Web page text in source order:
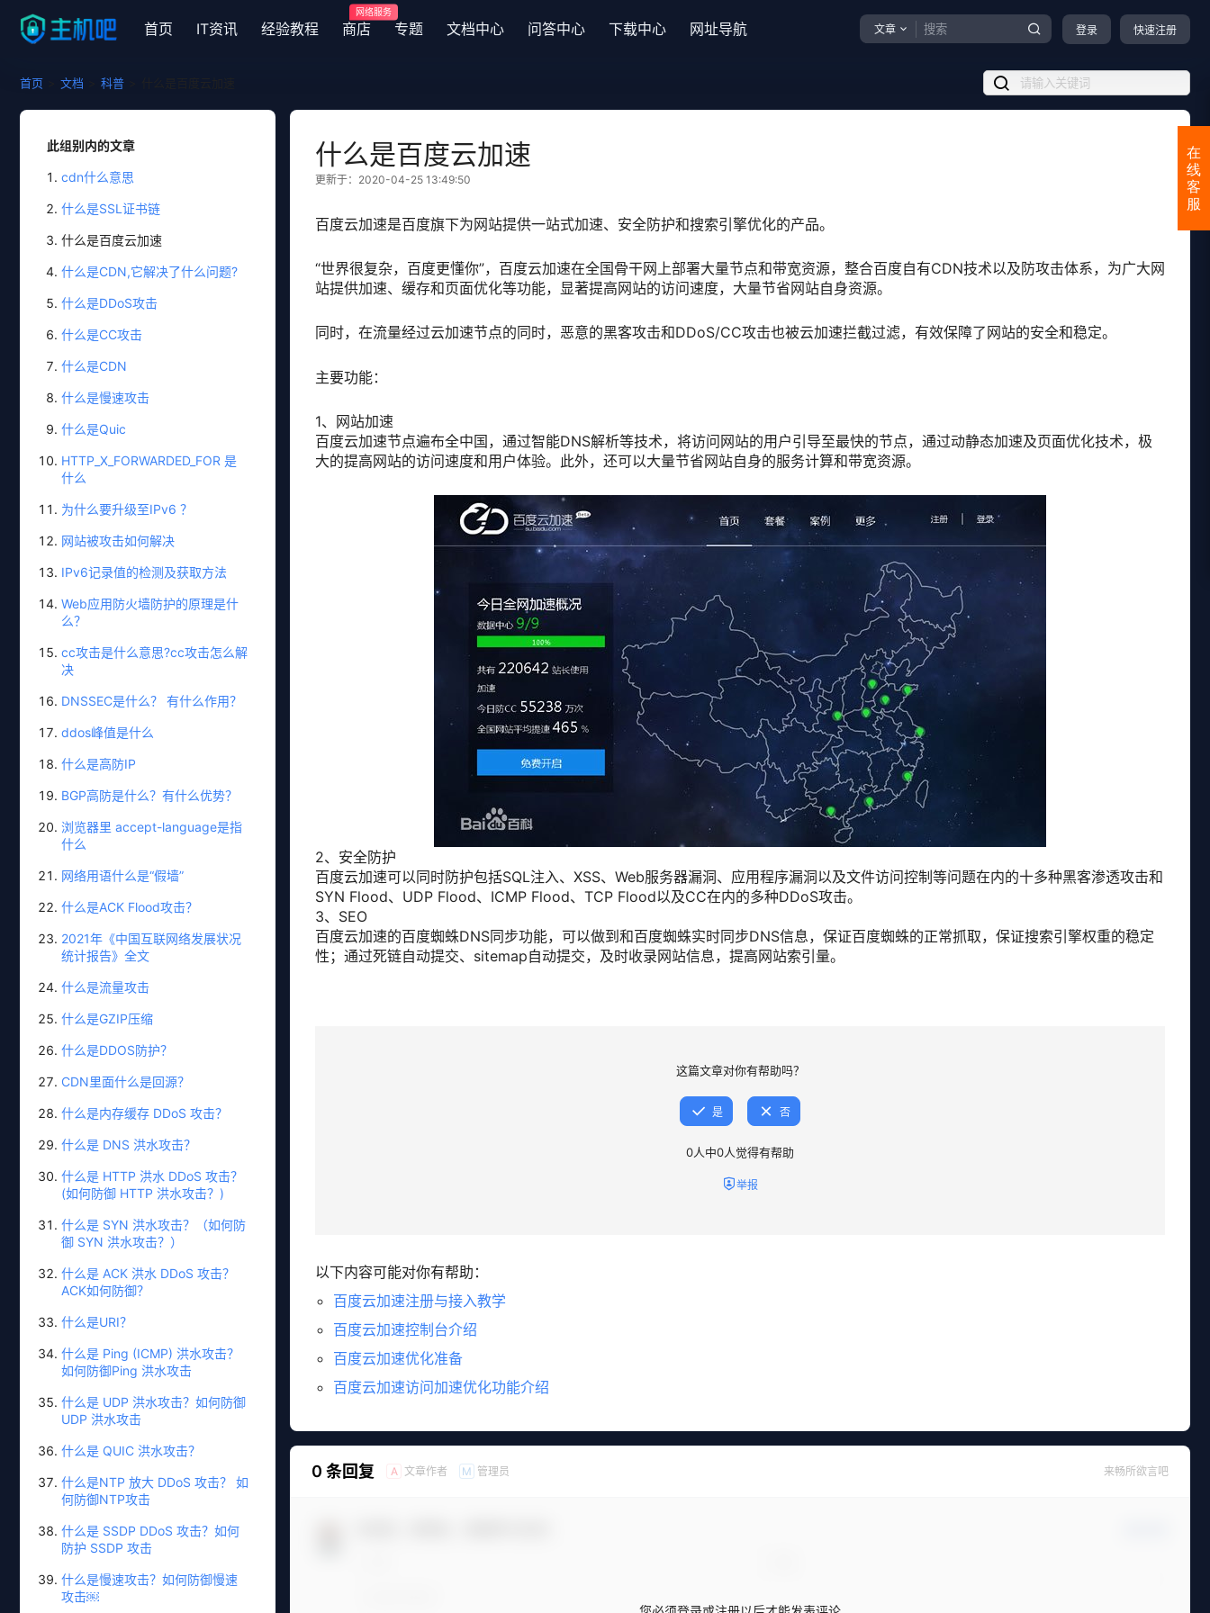
首页 IT资讯 经验教程 商店
网络服务
专题 文档中心 问答中心 下载中心 网址导航 文章 登录 快速注册
首页 文档 科普
此组别内的文章
cdn什么意思
什么是SSL证书链
什么是百度云加速
什么是CDN,它解决了什么问题?
什么是DDoS攻击
什么是CC攻击
什么是CDN
什么是慢速攻击
什么是Quic
HTTP_X_FORWARDED_FOR 是
什么
为什么要升级至IPv6 ？
网站被攻击如何解决
IPv6记录值的检测及获取方法
Web应用防火墙防护的原理是什
么？
cc攻击是什么意思?cc攻击怎么解
决
DNSSEC是什么？ 有什么作用？
ddos峰值是什么
什么是高防IP
BGP高防是什么？有什么优势？
浏览器里 accept-language是指
什么
网络用语什么是“假墙”
什么是ACK Flood攻击？
2021年《中国互联网络发展状况
统计报告》全文
什么是流量攻击
什么是GZIP压缩
什么是DDOS防护？
CDN里面什么是回源？
什么是内存缓存 DDoS 攻击？
什么是 DNS 洪水攻击？
什么是 HTTP 洪水 DDoS 攻击？
(如何防御 HTTP 洪水攻击？)
什么是 SYN 洪水攻击？（如何防
御 SYN 洪水攻击？）
什么是 ACK 洪水 DDoS 攻击？
ACK如何防御？
什么是URI？
什么是 Ping (ICMP) 洪水攻击？
如何防御Ping 洪水攻击
什么是 UDP 洪水攻击？如何防御
UDP 洪水攻击
什么是 QUIC 洪水攻击？
什么是NTP 放大 DDoS 攻击？ 如
何防御NTP攻击
什么是 SSDP DDoS 攻击？如何
防护 SSDP 攻击
什么是慢速攻击？如何防御慢速
攻击￼
什么是百度云加速
更新于：2020-04-25 13:49:50
百度云加速是百度旗下为网站提供一站式加速、安全防护和搜索引擎优化的产品。
“世界很复杂，百度更懂你”，百度云加速在全国骨干网上部署大量节点和带宽资源，整合百度自有CDN技术以及防攻击体系，为广大网
站提供加速、缓存和页面优化等功能，显著提高网站的访问速度，大量节省网站自身资源。
同时，在流量经过云加速节点的同时，恶意的黑客攻击和DDoS/CC攻击也被云加速拦截过滤，有效保障了网站的安全和稳定。
主要功能：
1、网站加速
百度云加速节点遍布全中国，通过智能DNS解析等技术，将访问网站的用户引导至最快的节点，通过动静态加速及页面优化技术，极
大的提高网站的访问速度和用户体验。此外，还可以大量节省网站自身的服务计算和带宽资源。
2、安全防护
百度云加速可以同时防护包括SQL注入、XSS、Web服务器漏洞、应用程序漏洞以及文件访问控制等问题在内的十多种黑客渗透攻击和
SYN Flood、UDP Flood、ICMP Flood、TCP Flood以及CC在内的多种DDoS攻击。
3、SEO
百度云加速的百度蜘蛛DNS同步功能，可以做到和百度蜘蛛实时同步DNS信息，保证百度蜘蛛的正常抓取，保证搜索引擎权重的稳定
性；通过死链自动提交、sitemap自动提交，及时收录网站信息，提高网站索引量。
这篇文章对你有帮助吗？
是 否
0人中0人觉得有帮助
举报
以下内容可能对你有帮助：
百度云加速注册与接入教学
百度云加速控制台介绍
百度云加速优化准备
百度云加速访问加速优化功能介绍
0 条回复 A 文章作者 M 管理员 来畅所欲言吧
在
线
客
服